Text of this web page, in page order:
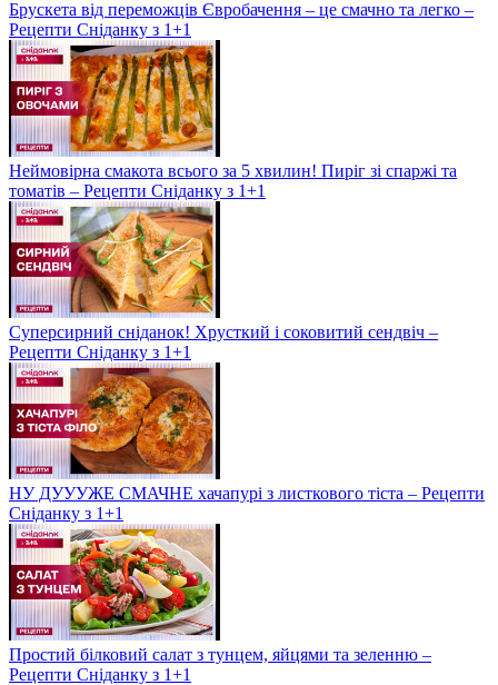
Брускета від переможців Євробачення – це смачно та легко –
Рецепти Сніданку з 1+1
Неймовірна смакота всього за 5 хвилин! Пиріг зі спаржі та
томатів – Рецепти Сніданку з 1+1
Суперсирний сніданок! Хрусткий і соковитий сендвіч –
Рецепти Сніданку з 1+1
НУ ДУУУЖЕ СМАЧНЕ хачапурі з листкового тіста – Рецепти
Сніданку з 1+1
Простий білковий салат з тунцем, яйцями та зеленню –
Рецепти Сніданку з 1+1